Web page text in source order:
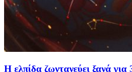
Η ελπίδα ζωντανεύει ξανά